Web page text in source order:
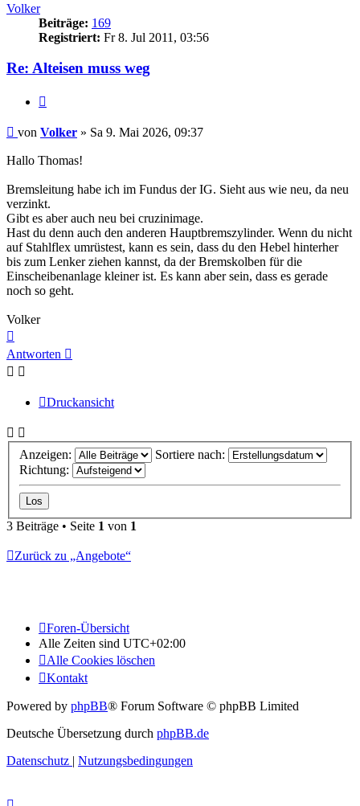
Volker
Beiträge: 169
Registriert: Fr 8. Jul 2011, 03:56
Re: Alteisen muss weg
Beitrag
von Volker » Sa 9. Mai 2026, 09:37
Hallo Thomas!
Bremsleitung habe ich im Fundus der IG. Sieht aus wie neu, da neu
verzinkt.
Gibt es aber auch neu bei cruzinimage.
Hast du denn auch den anderen Hauptbremszylinder. Wenn du nicht
auf Stahlflex umrüstest, kann es sein, dass du den Hebel hinterher
bis zum Lenker ziehen kannst, da der Bremskolben für die
Einscheibenanlage kleiner ist. Es kann aber sein, dass es gerade
noch so geht.
Volker
oben
Antworten
Druckansicht
Anzeigen:
Sortiere nach:
Richtung:
3 Beiträge • Seite 1 von 1
Zurück zu „Angebote“
Foren-Übersicht
Alle Zeiten sind UTC+02:00
Alle Cookies löschen
Kontakt
Powered by phpBB® Forum Software © phpBB Limited
Deutsche Übersetzung durch phpBB.de
Datenschutz | Nutzungsbedingungen